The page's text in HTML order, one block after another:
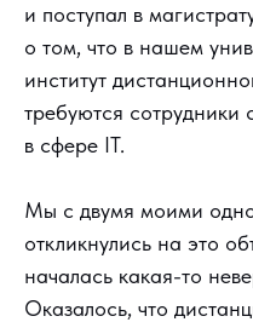
и поступал в
о том, что в нашем
институт
требуются
в сфере IT.
Мы с двумя моими
откликнулись на это
началась какая-то
Оказалось, что